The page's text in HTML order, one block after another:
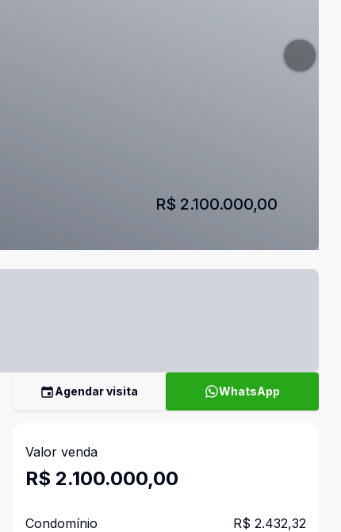
R$ 2.100.000,00
Agendar visita WhatsApp
Valor venda
R$ 2.100.000,00
Condomínio R$ 2.432,32